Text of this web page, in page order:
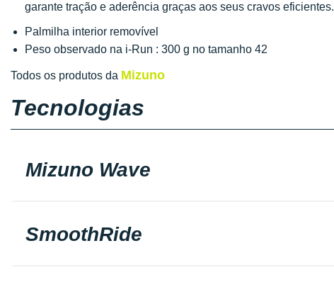
garante tração e aderência graças aos seus cravos eficientes.
Palmilha interior removível
Peso observado na i-Run : 300 g no tamanho 42
Todos os produtos da Mizuno
Tecnologias
Mizuno Wave
SmoothRide